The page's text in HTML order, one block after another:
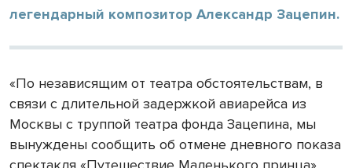
легендарный композитор Александр Зацепин.
«По независящим от театра обстоятельствам, в
связи с длительной задержкой авиарейса из
Москвы с труппой театра фонда Зацепина, мы
вынуждены сообщить об отмене дневного показа